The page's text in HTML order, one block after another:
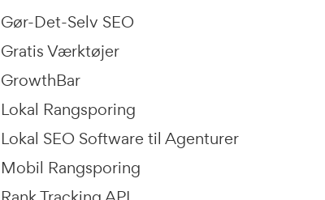
Gør-Det-Selv SEO
Gratis Værktøjer
GrowthBar
Lokal Rangsporing
Lokal SEO Software til Agenturer
Mobil Rangsporing